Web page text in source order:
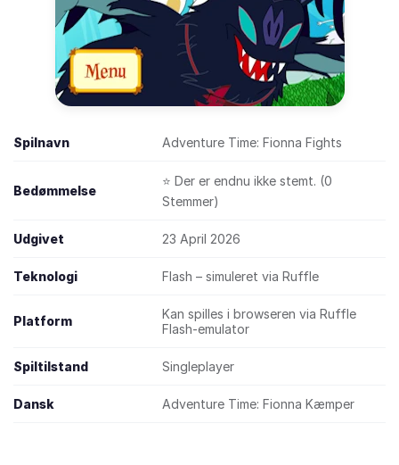
Spilnavn Adventure Time: Fionna Fights
Bedømmelse
⭐ Der er endnu ikke stemt. (0
Stemmer)
Udgivet 23 April 2026
Teknologi Flash – simuleret via Ruffle
Platform
Kan spilles i browseren via Ruffle
Flash-emulator
Spiltilstand Singleplayer
Dansk Adventure Time: Fionna Kæmper